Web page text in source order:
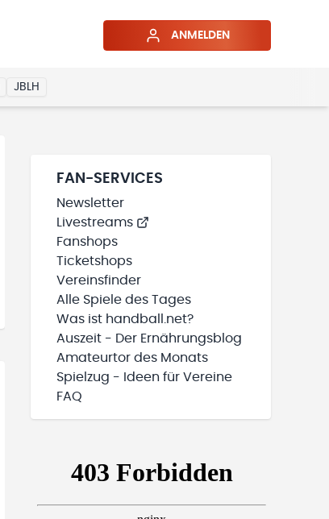
ANMELDEN
JBLH
FAN-SERVICES
Newsletter
Livestreams
Fanshops
Ticketshops
Vereinsfinder
Alle Spiele des Tages
Was ist handball.net?
Auszeit - Der Ernährungsblog
Amateurtor des Monats
Spielzug - Ideen für Vereine
FAQ